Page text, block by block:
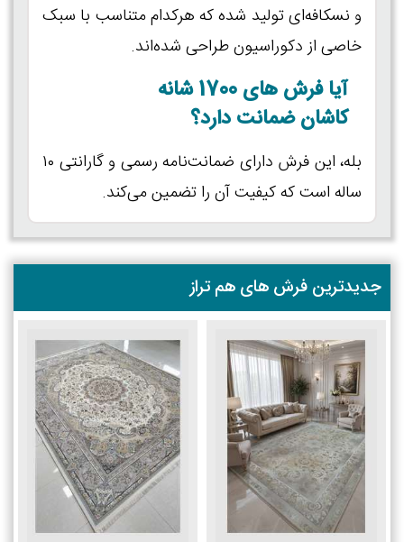
و نسکافه‌ای تولید شده که هرکدام متناسب با سبک
خاصی از دکوراسیون طراحی شده‌اند.
آیا فرش های 1700 شانه
کاشان ضمانت دارد؟
بله، این فرش دارای ضمانت‌نامه رسمی و گارانتی ۱۰
ساله است که کیفیت آن را تضمین می‌کند.
جدیدترین فرش های هم تراز